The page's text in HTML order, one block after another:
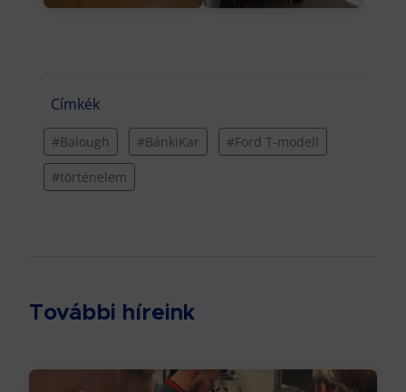
Címkék
#Balough #BánkiKar #Ford T-modell
#történelem
További híreink